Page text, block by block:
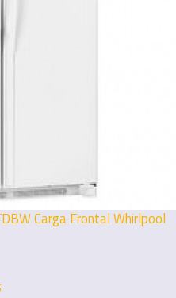
Carga Frontal Whirlpool